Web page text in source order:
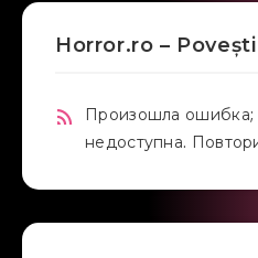
Horror.ro –
Произошла ошибка;
недоступна.